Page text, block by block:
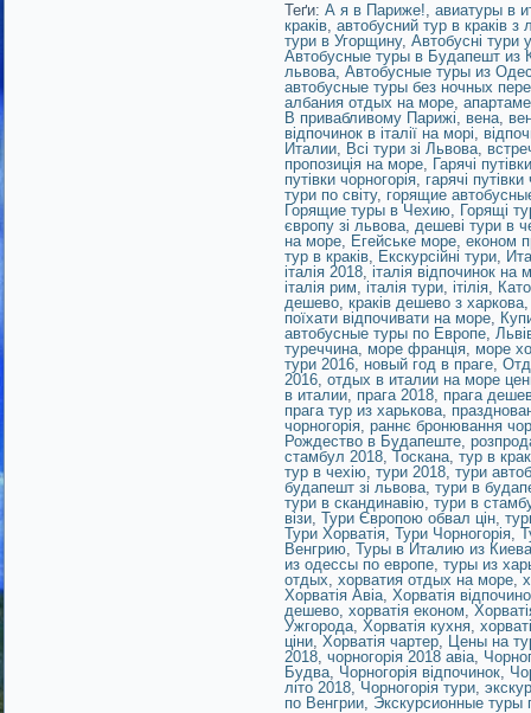
Теґи: А я в Париже!, авиатуры в
краків, автобусний тур в краків з
тури в Угорщину, Автобусні тури
Автобусные туры в Будапешт из
львова, Автобусные туры из
автобусные туры без ночных
албания отдых на море,
В привабливому Парижі, вена,
відпочинок в італії на морі,
Италии, Всі тури зі Львова,
пропозиція на море, Гарячі
путівки чорногорія, гарячі
тури по світу, горящие
Горящие туры в Чехию, Горящі
європу зі львова, дешеві тури в
на море, Егейське море, економ
тур в краків, Екскурсійні тури,
італія 2018, італія відпочинок на
італія рим, італія тури, ітілія,
дешево, краків дешево з харкова
поїхати відпочивати на море,
автобусные туры по Европе,
туреччина, море франція, море
тури 2016, новый год в праге,
2016, отдых в италии на море
в италии, прага 2018, прага
прага тур из харькова,
чорногорія, раннє бронювання
Рождество в Будапеште,
стамбул 2018, Тоскана, тур в
тур в чехію, тури 2018, тури
будапешт зі львова, тури в
тури в скандинавію, тури в
візи, Тури Європою обвал цін,
Тури Хорватія, Тури Чорногорія,
Венгрию, Туры в Италию из Киева
из одессы по европе, туры из
отдых, хорватия отдых на море,
Хорватія Авіа, Хорватія
дешево, хорватія економ,
Ужгорода, Хорватія кухня,
ціни, Хорватія чартер, Цены на
2018, чорногорія 2018 авіа,
Будва, Чорногорія відпочинок,
літо 2018, Чорногорія тури,
по Венгрии, Экскурсионные туры